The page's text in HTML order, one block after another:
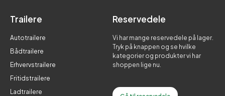
Trailere
Autotrailere
Bådtrailere
Erhvervstrailere
Fritidstrailere
Ladtrailere
Reservedele
Vi har mange reservedele på lager.
Tryk på knappen og se hvilke
kategorier og produkter vi har
shoppen lige nu.